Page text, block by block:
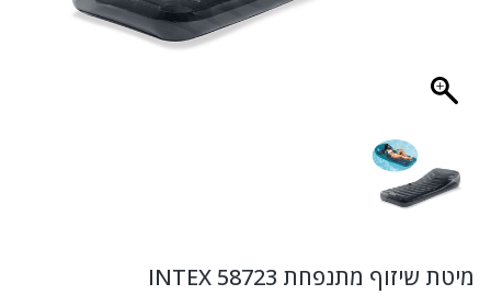
מיטת שיזוף מתנפחת 58723 INTEX